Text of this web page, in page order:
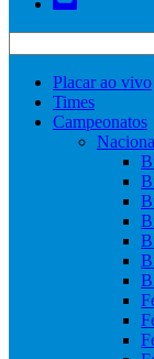
Placar ao vivo
Times
Campeonatos